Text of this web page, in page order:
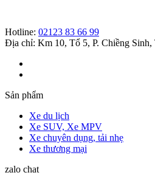
Hotline: 02123 83 66 99
Địa chỉ: Km 10, Tổ 5, P. Chiềng Sinh,
Sản phẩm
Xe du lịch
Xe SUV, Xe MPV
Xe chuyên dụng, tải nhẹ
Xe thương mại
zalo chat